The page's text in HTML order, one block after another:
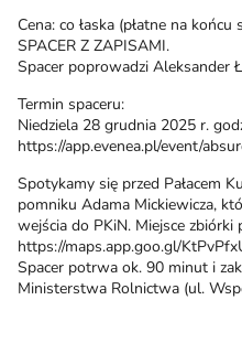
Cena: co łaska (płatne na końcu
SPACER Z ZAPISAMI.
Spacer poprowadzi Aleksander
Termin spaceru:
Niedziela 28 grudnia 2025 r.
https://app.evenea.pl/event/
Spotykamy się przed Pałacem
pomniku Adama Mickiewicza,
wejścia do PKiN. Miejsce zbiórki
https://maps.app.goo.gl/
Spacer potrwa ok. 90 minut i
Ministerstwa Rolnictwa (ul.